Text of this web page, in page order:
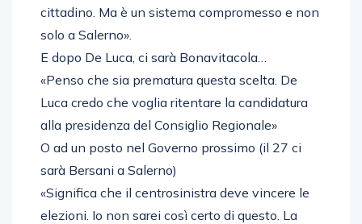
cittadino. Ma è un sistema compromesso e non
solo a Salerno».
E dopo De Luca, ci sarà Bonavitacola…
«Penso che sia prematura questa scelta. De
Luca credo che voglia ritentare la candidatura
alla presidenza del Consiglio Regionale»
O ad un posto nel Governo prossimo (il 27 ci
sarà Bersani a Salerno)
«Significa che il centrosinistra deve vincere le
elezioni. Io non sarei così certo di questo. La